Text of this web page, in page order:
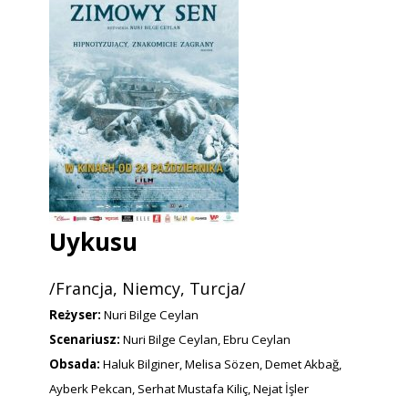
Uykusu
/Francja, Niemcy, Turcja/
Reżyser: Nuri Bilge Ceylan
Scenariusz: Nuri Bilge Ceylan, Ebru Ceylan
Obsada: Haluk Bilginer, Melisa Sözen, Demet Akbağ,
Ayberk Pekcan, Serhat Mustafa Kiliç, Nejat İşler